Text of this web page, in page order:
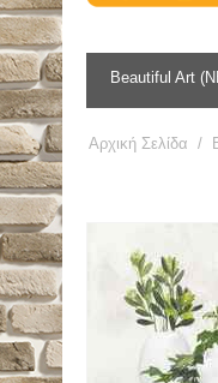
Beautiful Art
Αρχική Σελίδα /